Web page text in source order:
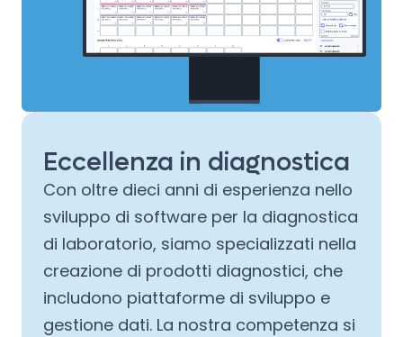
Eccellenza in diagnostica
Con oltre dieci anni di esperienza nello
sviluppo di software per la diagnostica
di laboratorio, siamo specializzati nella
creazione di prodotti diagnostici, che
includono piattaforme di sviluppo e
gestione dati. La nostra competenza si